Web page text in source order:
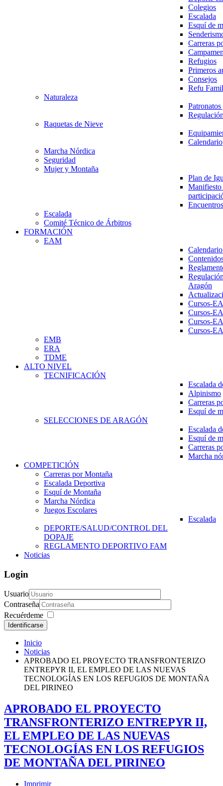
Colegios
Escalada
Esquí de
Carreras
Refugios
Primeros
Consejos
Refu
Naturaleza
Raquetas de Nieve
Calendario
Marcha Nórdica
Seguridad
Mujer y Montaña
Plan de
Escalada
Comité Técnico de Árbitros
FORMACIÓN
EAM
Aragón
Cursos-
Cursos-
Cursos-
Cursos-
EMB
ERA
TDME
ALTO NIVEL
TECNIFICACIÓN
Escalada
Alpinismo
Carreras
Esquí de
SELECCIONES DE ARAGÓN
Escalada
Esquí de
Carreras
Marcha
COMPETICIÓN
Carreras por Montaña
Escalada Deportiva
Esquí de Montaña
Marcha Nórdica
Juegos Escolares
Escalada
DEPORTE/SALUD/CONTROL DEL
DOPAJE
REGLAMENTO DEPORTIVO FAM
Noticias
Login
Usuario
Contraseña
Recuérdeme
Identificarse
Inicio
Noticias
APROBADO EL PROYECTO TRANSFRONTERIZO
ENTREPYR II, EL EMPLEO DE LAS NUEVAS
TECNOLOGÍAS EN LOS REFUGIOS DE MONTAÑA
DEL PIRINEO
APROBADO EL PROYECTO
TRANSFRONTERIZO ENTREPYR II,
EL EMPLEO DE LAS NUEVAS
TECNOLOGÍAS EN LOS REFUGIOS
DE MONTAÑA DEL PIRINEO
Imprimir